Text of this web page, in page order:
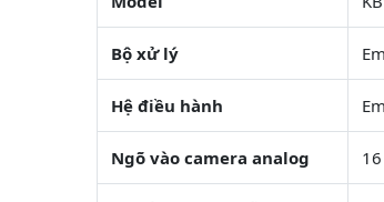
Bộ xử lý
Hệ điều hành
Ngõ vào camera analog